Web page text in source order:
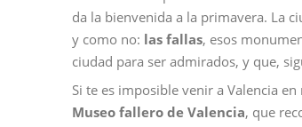
da la bienvenida a la primavera. La
y como no: las fallas, esos
ciudad para ser admirados, y que,
Si te es imposible venir a Valencia
Museo fallero de Valencia, que